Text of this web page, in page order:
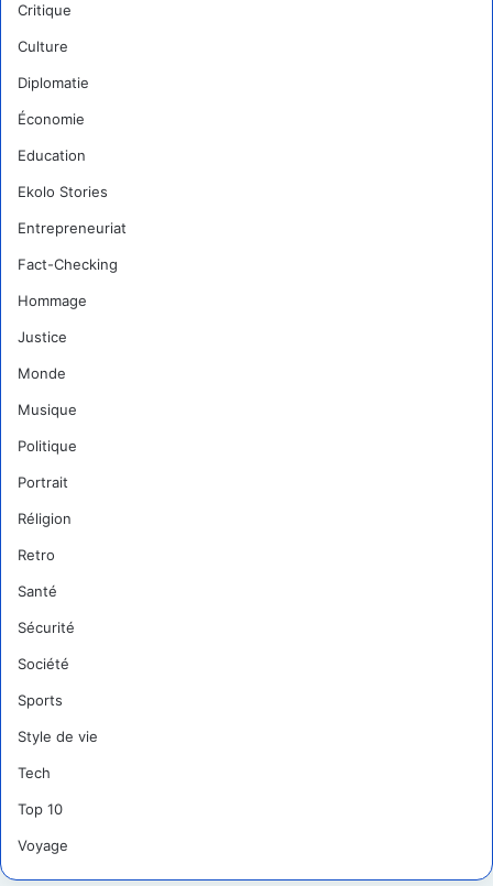
Critique
Culture
Diplomatie
Économie
Education
Ekolo Stories
Entrepreneuriat
Fact-Checking
Hommage
Justice
Monde
Musique
Politique
Portrait
Réligion
Retro
Santé
Sécurité
Société
Sports
Style de vie
Tech
Top 10
Voyage